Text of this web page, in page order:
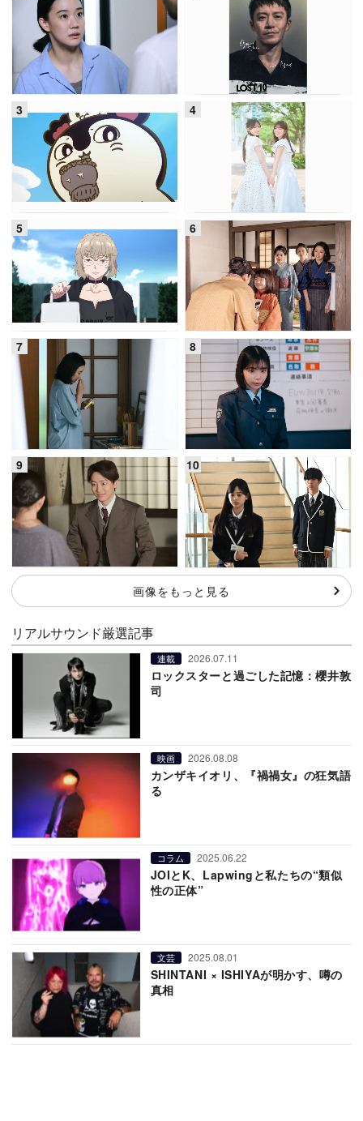
画像をもっと見る
リアルサウンド厳選記事
連載 2026.07.11
ロックスターと過ごした記憶：櫻井敦
司
映画 2026.08.08
カンザキイオリ、『禍禍女』の狂気語
る
コラム 2025.06.22
JOIとK、Lapwingと私たちの“類似
性の正体”
文芸 2025.08.01
SHINTANI × ISHIYAが明かす、噂の
真相